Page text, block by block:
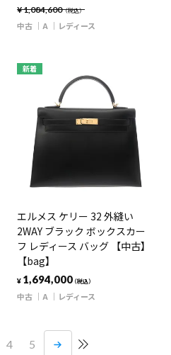
¥1,084,600（税込）
中古 A レディース
新着
エルメス ケリー 32 外縫い
2WAY ブラック ボックスカー
フ レディース バッグ 【中古】
【bag】
¥ 1,694,000（税込）
中古 A レディース
4 5